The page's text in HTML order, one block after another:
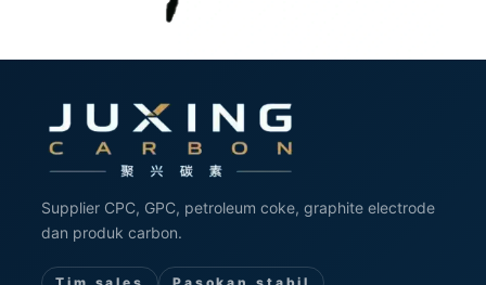
Supplier CPC, GPC, petroleum coke, graphite electrode
dan produk carbon.